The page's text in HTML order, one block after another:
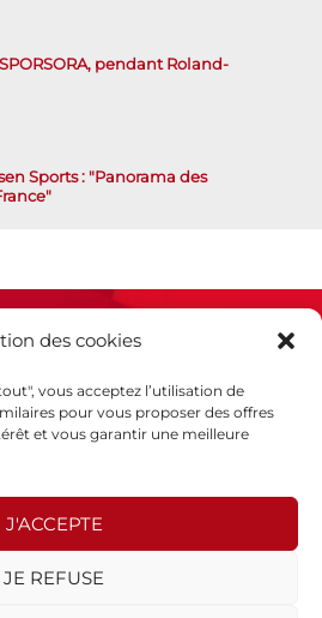
des cookies
vous acceptez l’utilisation de
pour vous proposer des offres
et vous garantir une meilleure
J'ACCEPTE
JE REFUSE
pendant Roland-
Sports : "Panorama des
presse
de confidentialité
SPORSORA